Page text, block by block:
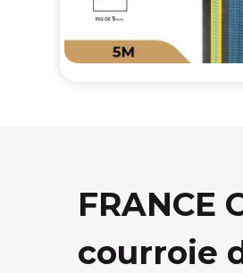
FRANCE
courroie